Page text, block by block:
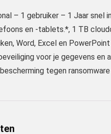
– 1 gebruiker – 1 Jaar
en -tablets.*, 1 TB
Word, Excel en
voor je gegevens en
tegen